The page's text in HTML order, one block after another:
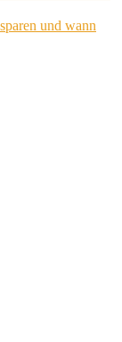
und wann